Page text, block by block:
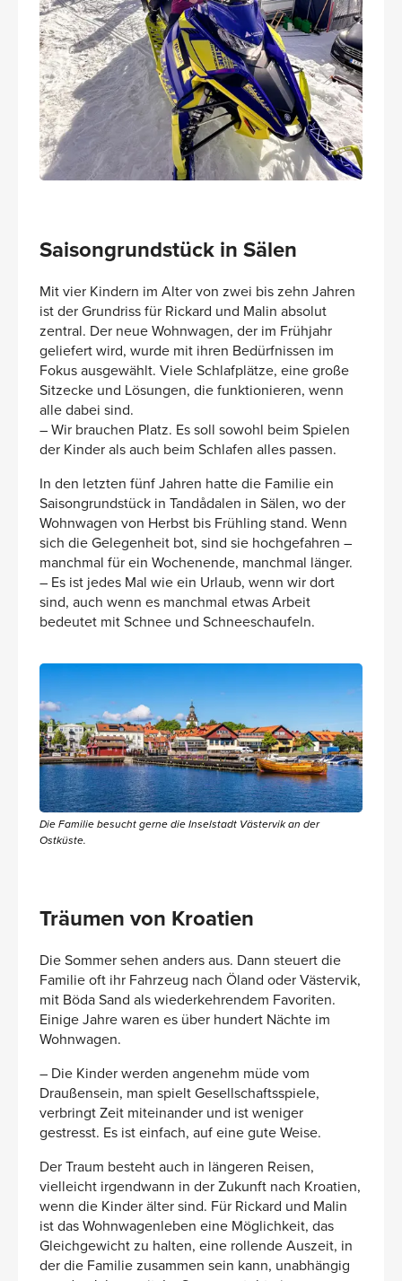
Saisongrundstück in Sälen
Mit vier Kindern im Alter von zwei bis zehn Jahren
ist der Grundriss für Rickard und Malin absolut
zentral. Der neue Wohnwagen, der im Frühjahr
geliefert wird, wurde mit ihren Bedürfnissen im
Fokus ausgewählt. Viele Schlafplätze, eine große
Sitzecke und Lösungen, die funktionieren, wenn
alle dabei sind.
– Wir brauchen Platz. Es soll sowohl beim Spielen
der Kinder als auch beim Schlafen alles passen.
In den letzten fünf Jahren hatte die Familie ein
Saisongrundstück in Tandådalen in Sälen, wo der
Wohnwagen von Herbst bis Frühling stand. Wenn
sich die Gelegenheit bot, sind sie hochgefahren –
manchmal für ein Wochenende, manchmal länger.
– Es ist jedes Mal wie ein Urlaub, wenn wir dort
sind, auch wenn es manchmal etwas Arbeit
bedeutet mit Schnee und Schneeschaufeln.
Die Familie besucht gerne die Inselstadt Västervik an der
Ostküste.
Träumen von Kroatien
Die Sommer sehen anders aus. Dann steuert die
Familie oft ihr Fahrzeug nach Öland oder Västervik,
mit Böda Sand als wiederkehrendem Favoriten.
Einige Jahre waren es über hundert Nächte im
Wohnwagen.
– Die Kinder werden angenehm müde vom
Draußensein, man spielt Gesellschaftsspiele,
verbringt Zeit miteinander und ist weniger
gestresst. Es ist einfach, auf eine gute Weise.
Der Traum besteht auch in längeren Reisen,
vielleicht irgendwann in der Zukunft nach Kroatien,
wenn die Kinder älter sind. Für Rickard und Malin
ist das Wohnwagenleben eine Möglichkeit, das
Gleichgewicht zu halten, eine rollende Auszeit, in
der die Familie zusammen sein kann, unabhängig